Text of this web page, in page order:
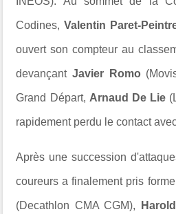
Codines,Valentin Paret-
ouvert son compteur au
devançant Javier Romo
Grand Départ, Arnaud De Lie
rapidement perdu le contact
Après une succession
coureurs a finalement pris
(Decathlon CMA CGM),